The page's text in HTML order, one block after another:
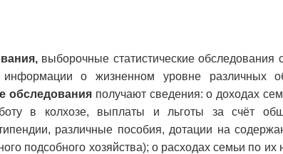
выборочные статистические обследования
о жизненном уровне различных
обследования получают сведения: о доходах
в колхозе, выплаты и льготы за счёт
различные пособия, дотации на
подсобного хозяйства); о расходах семьи по их